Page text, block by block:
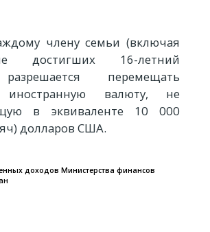
члену семьи (включая
достигших 16-летний
перемещать
иностранную валюту, не
в эквиваленте 10 000
долларов США.
доходов Министерства финансов